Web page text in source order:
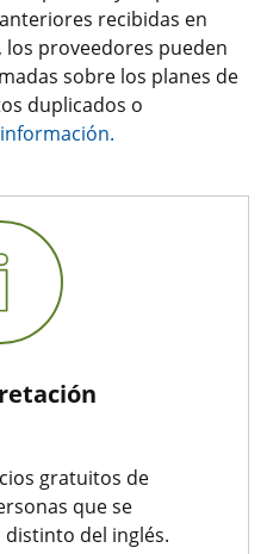
recibidas en
los proveedores pueden
sobre los planes de
duplicados o
gratuitos de
que se
del inglés.